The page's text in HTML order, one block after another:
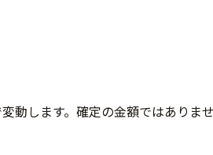
動します。確定の金額ではありま